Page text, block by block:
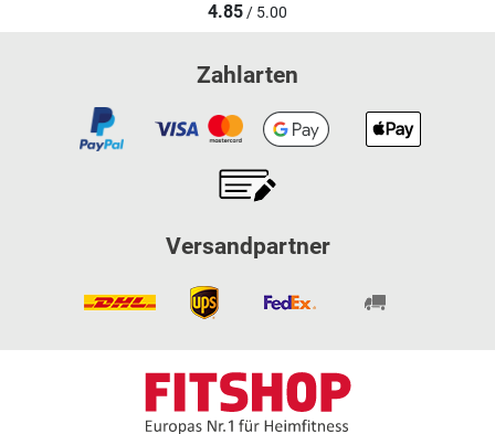
4.85/ 5.00
Zahlarten
Versandpartner